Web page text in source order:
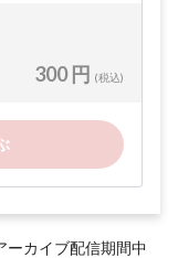
300 円 (税込)
カイブ配信期間中